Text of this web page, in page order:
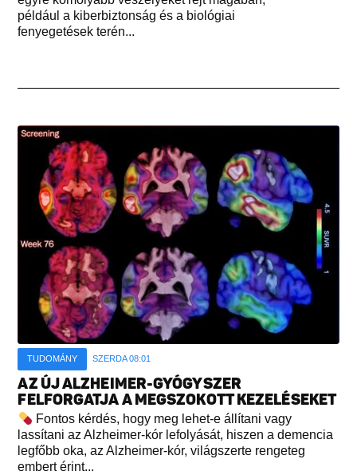
például a kiberbiztonság és a biológiai
fenyegetések terén...
TUDOMÁNY SZERDA 08:01
AZ ÚJ ALZHEIMER-GYÓGYSZER
FELFORGATJA A MEGSZOKOTT KEZELÉSEKET
Fontos kérdés, hogy meg lehet-e állítani vagy
lassítani az Alzheimer-kór lefolyását, hiszen a demencia
legfőbb oka, az Alzheimer-kór, világszerte rengeteg
embert érint...